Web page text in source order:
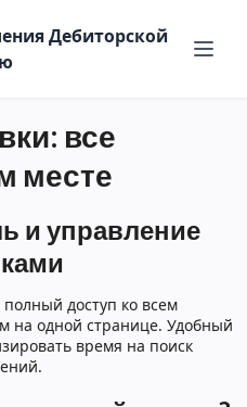
Дебиторской
все
месте
и управление
доступ ко всем
на одной странице. Удобный
время на поиск